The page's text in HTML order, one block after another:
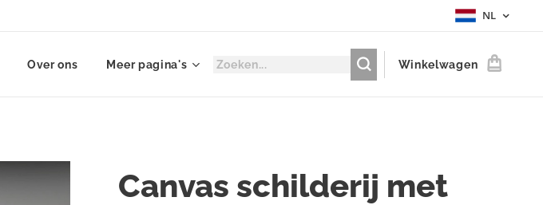
NL
Over ons Meer pagina's Winkelwagen
Canvas schilderij met